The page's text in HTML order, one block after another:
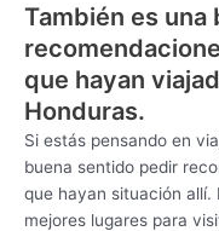
También es
que hayan
Honduras.
Si estás pensando en
buena sentido pedir
que hayan situación allí.
mejores lugares para